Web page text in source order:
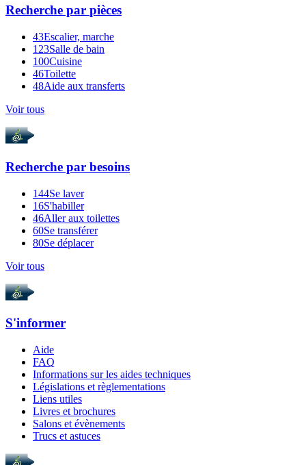
Recherche par pièces
43Escalier, marche
123Salle de bain
100Cuisine
46Toilette
48Aide aux transferts
Voir tous
Recherche par besoins
144Se laver
16S'habiller
46Aller aux toilettes
60Se transférer
80Se déplacer
Voir tous
S'informer
Aide
FAQ
Informations sur les aides techniques
Législations et règlementations
Liens utiles
Livres et brochures
Salons et évènements
Trucs et astuces